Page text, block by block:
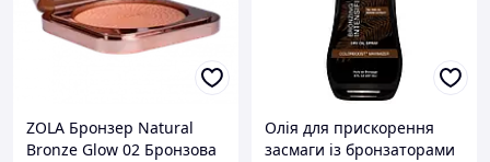
ZOLA Бронзер Natural
Bronze Glow 02 Бронзова
Олія для прискорення
засмаги із бронзаторами